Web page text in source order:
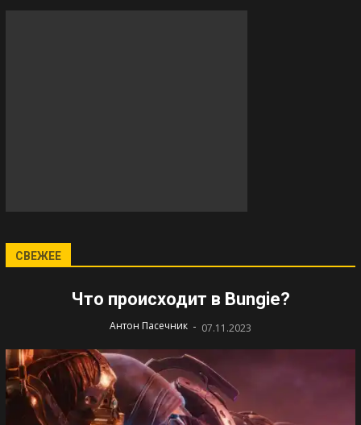
СВЕЖЕЕ
Что происходит в Bungie?
Антон Пасечник - 07.11.2023